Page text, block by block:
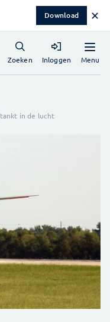
Download ✕
Menu
Zoeken Inloggen
in de lucht